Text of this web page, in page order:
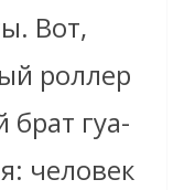
Вот,
роллер
гуа-
человек